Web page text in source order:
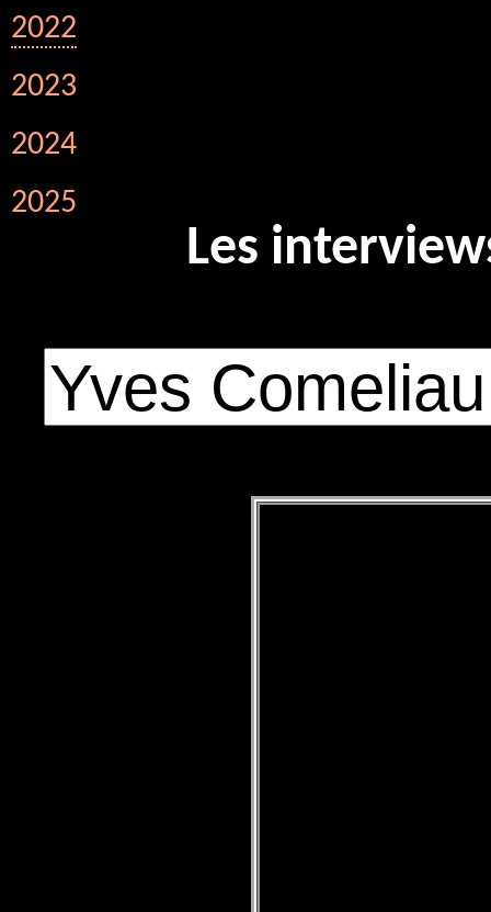
2022
2023
2024
2025
Les